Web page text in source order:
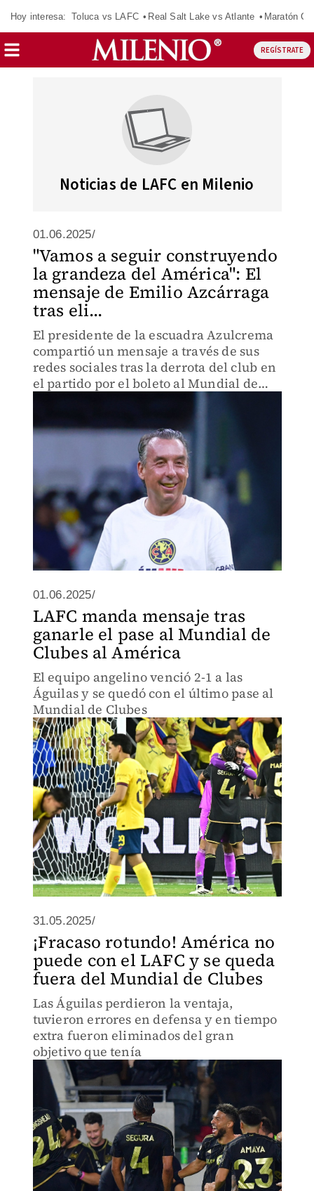
Hoy interesa: Toluca vs LAFC Real Salt Lake vs Atlante Maratón
REGÍSTRATE
Noticias de LAFC en Milenio
01.06.2025/
"Vamos a seguir construyendo
la grandeza del América": El
mensaje de Emilio Azcárraga
tras eli...
El presidente de la escuadra Azulcrema
compartió un mensaje a través de sus
redes sociales tras la derrota del club en
el partido por el boleto al Mundial de
01.06.2025/
LAFC manda mensaje tras
ganarle el pase al Mundial de
Clubes al América
El equipo angelino venció 2-1 a las
Águilas y se quedó con el último pase al
Mundial de Clubes
31.05.2025/
¡Fracaso rotundo! América no
puede con el LAFC y se queda
fuera del Mundial de Clubes
Las Águilas perdieron la ventaja,
tuvieron errores en defensa y en tiempo
extra fueron eliminados del gran
objetivo que tenía